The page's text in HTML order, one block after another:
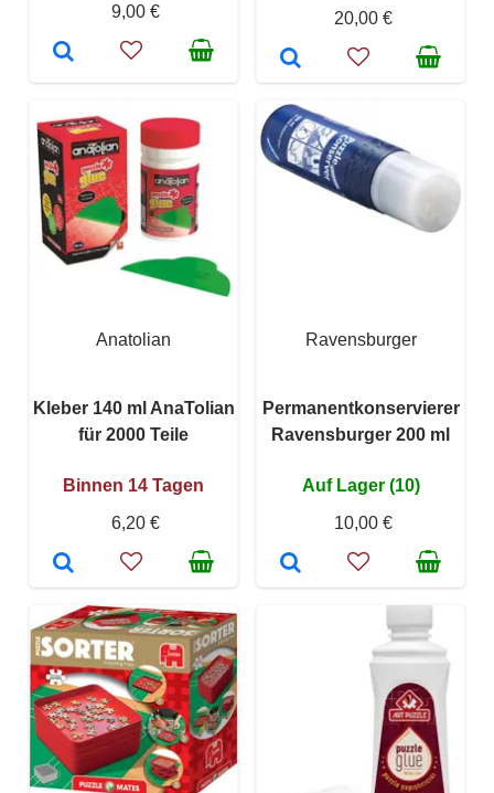
9,00 €
20,00 €
Anatolian
Kleber 140 ml AnaTolian
für 2000 Teile
Binnen 14 Tagen
6,20 €
Ravensburger
Permanentkonservierer
Ravensburger 200 ml
Auf Lager (10)
10,00 €